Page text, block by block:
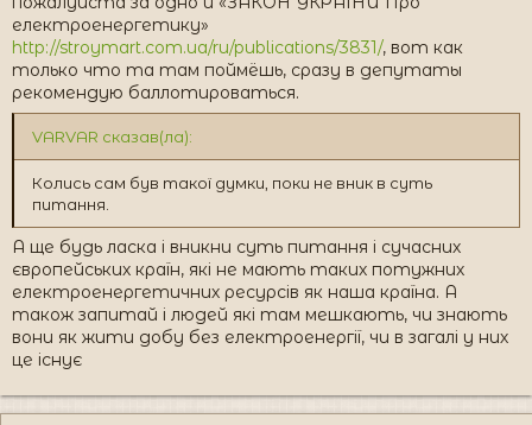
електроенергетику»
http://stroymart.com.ua/ru/publications/3831/, вот как
только что та там поймёшь, сразу в депутаты
рекомендую баллотироваться.
VARVAR сказав(ла):
Колись сам був такої думки, поки не вник в суть
питання.
А ще будь ласка і вникни суть питання і сучасних
європейських країн, які не мають таких потужних
електроенергетичних ресурсів як наша країна. А
також запитай і людей які там мешкають, чи знають
вони як жити добу без електроенергії, чи в загалі у них
це існує